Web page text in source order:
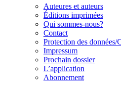
Auteures et auteurs
Éditions imprimées
Qui sommes-nous?
Contact
Protection des
Impressum
Prochain dossier
L’application
Abonnement